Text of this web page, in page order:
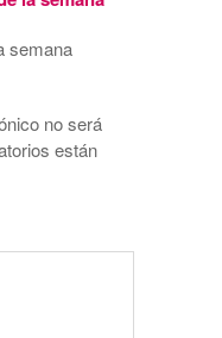
semana
no será
están